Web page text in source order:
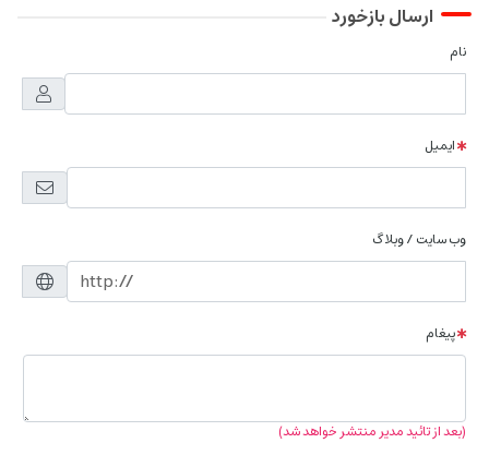
ارسال بازخورد
نام
ایمیل
وب سایت / وبلاگ
پیغام
(بعد از تائید مدیر منتشر خواهد شد)